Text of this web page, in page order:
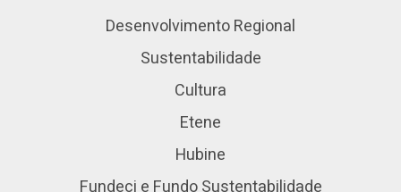
Desenvolvimento Regional
Sustentabilidade
Cultura
Etene
Hubine
Fundeci e Fundo Sustentabilidade